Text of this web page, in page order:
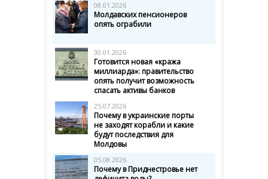
08.01.2026
Молдавских пенсионеров
опять ограбили
30.01.2026
Готовится новая «кража
миллиарда»: правительство
опять получит возможность
спасать активы банков
25.07.2026
Почему в украинские порты
не заходят корабли и какие
будут последствия для
Молдовы
05.08.2026
Почему в Приднестровье нет